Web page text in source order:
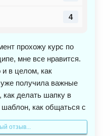
4
прохожу курс по
мне все нравится.
в целом, как
получила важные
как делать шапку в
как общаться с
мне не очень
этапе
отзыв...